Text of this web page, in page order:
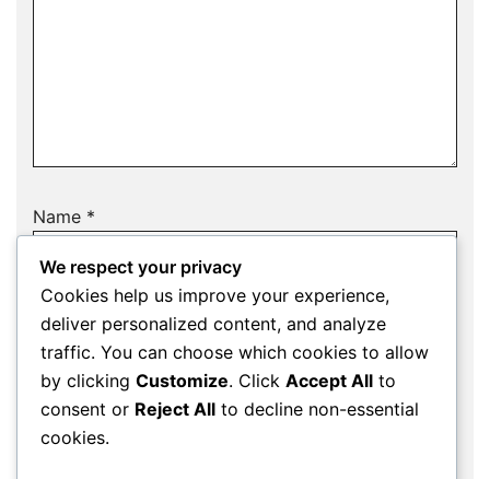
Name *
Email*
Website
We respect your privacy
Cookies help us improve your experience,
deliver personalized content, and analyze
traffic. You can choose which cookies to allow
by clicking Customize. Click Accept All to
consent or Reject All to decline non-essential
cookies.